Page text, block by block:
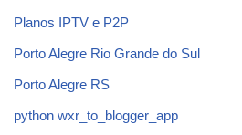
Planos IPTV e P2P
Porto Alegre Rio Grande do Sul
Porto Alegre RS
python wxr_to_blogger_app